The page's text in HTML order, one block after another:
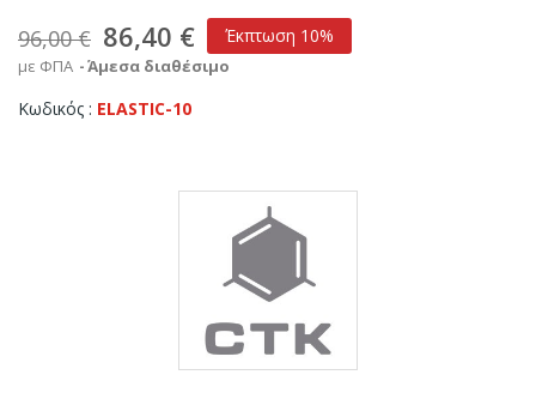
96,00 € 86,40 € Έκπτωση 10%
με ΦΠΑ Άμεσα διαθέσιμο
Κωδικός ELASTIC-10